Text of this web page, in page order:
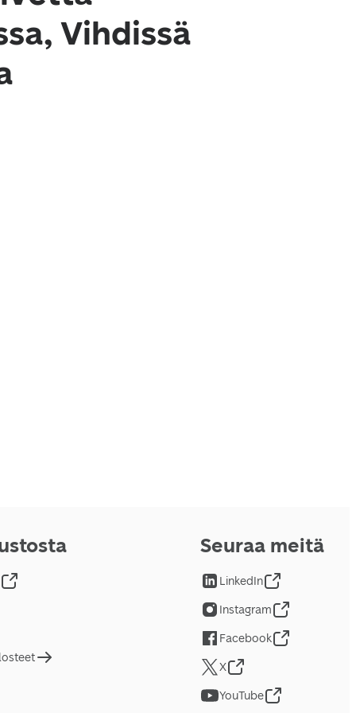
Vihdissä
Seuraa meitä
LinkedIn
Instagram
Facebook
X
YouTube